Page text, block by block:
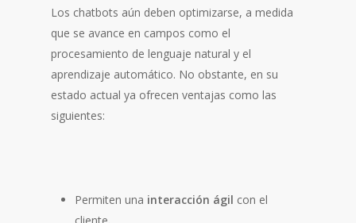
Los chatbots aún deben optimizarse, a medida
que se avance en campos como el
procesamiento de lenguaje natural y el
aprendizaje automático. No obstante, en su
estado actual ya ofrecen ventajas como las
siguientes:
Permiten una interacción ágil con el
cliente.